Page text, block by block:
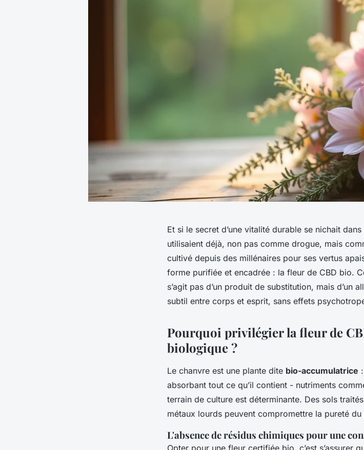
Et si le secret d’une vitalité durable se nichait
utilisaient déjà, non pas comme drogue, mais
cultivé depuis des millénaires pour ses vertus
forme purifiée et encadrée : la fleur de CBD bio.
s’agit pas d’un produit de substitution, mais d’un
subtil entre corps et esprit, sans effets
Pourquoi privilégier la fleur de
biologique ?
Le chanvre est une plante dite bio-accumulatrice
absorbant tout ce qu’il contient - nutriments
terrain de culture est déterminante. Des sols
métaux lourds peuvent compromettre la pureté
L'absence de résidus chimiques pour une